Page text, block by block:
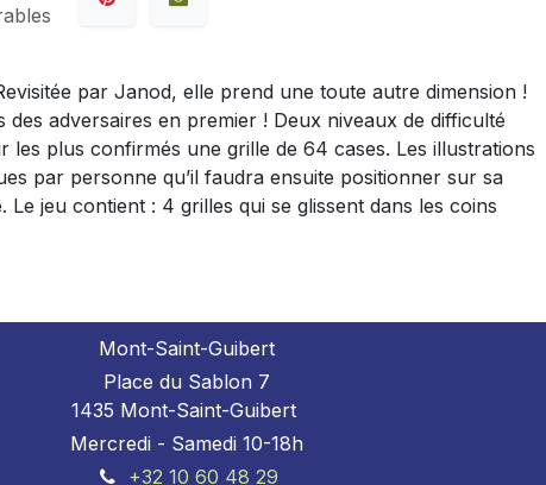
par Janod, elle prend une toute autre dimension !
adversaires en premier ! Deux niveaux de difficulté
plus confirmés une grille de 64 cases. Les illustrations
par personne qu’il faudra ensuite positionner sur sa
jeu contient : 4 grilles qui se glissent dans les coins
Mont-Saint-Guibert
Place du Sablon 7
1435 Mont-Saint-Guibert
Mercredi - Samedi 10-18h
+32 10 60 48 29